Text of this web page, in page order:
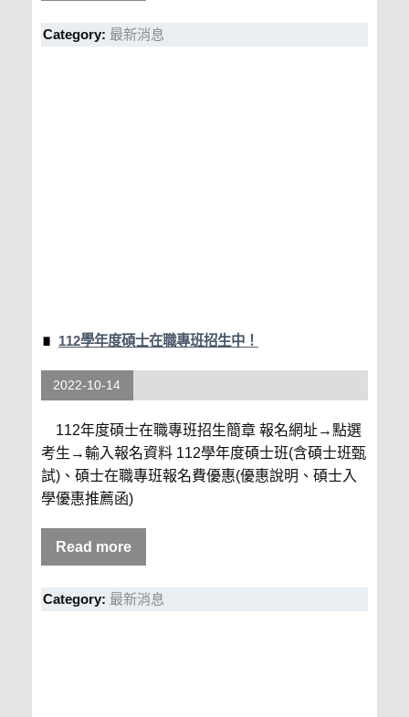
Category: 最新消息
112學年度碩士在職專班招生中！
2022-10-14
112年度碩士在職專班招生簡章 報名網址→點選
考生→輸入報名資料 112學年度碩士班(含碩士班甄
試)、碩士在職專班報名費優惠(優惠說明、碩士入
學優惠推薦函)
Read more
Category: 最新消息